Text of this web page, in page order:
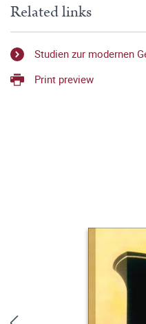
Related links
Studien zur modernen
Print preview